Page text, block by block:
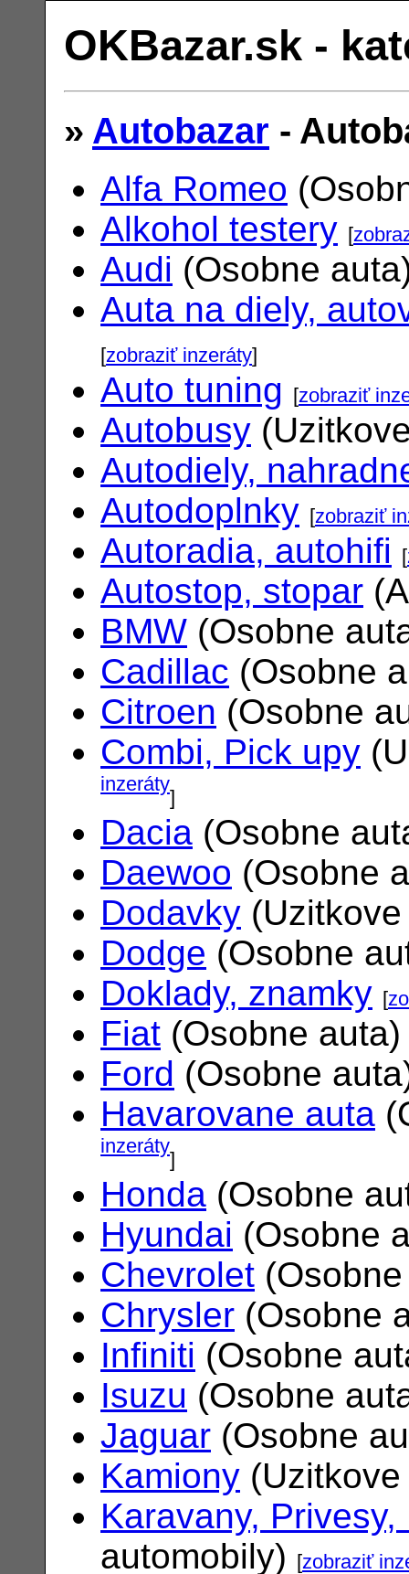
OKBazar.sk -
» Autobazar -
Alfa Romeo
Alkohol testery [
Audi (Osobne
Auta na diely,
[zobraziť inzeráty]
Auto tuning [zobraziť
Autobusy
Autodiely,
Autodoplnky [zobraziť
Autoradia, autohifi [
Autostop, stopar
BMW (Osobne
Cadillac (Osobne
Citroen (Osobne
Combi, Pick upy
inzeráty]
Dacia (Osobne
Daewoo (Osobne
Dodavky
Dodge (Osobne
Doklady, znamky [
Fiat (Osobne
Ford (Osobne
Havarovane auta
inzeráty]
Honda (Osobne
Hyundai (Osobne
Chevrolet
Chrysler (Osobne
Infiniti (Osobne
Isuzu (Osobne
Jaguar (Osobne
Kamiony
Karavany, Privesy,
automobily)
[zobraziť